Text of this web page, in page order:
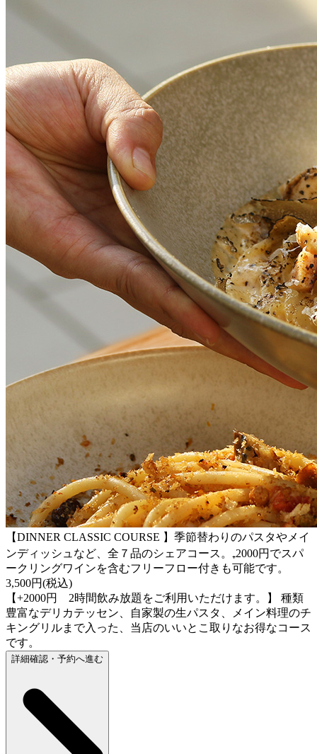
【DINNER CLASSIC COURSE 】季節替わりのパスタやメイ
ンディッシュなど、全７品のシェアコース。₊2000円でスパ
ークリングワインを含むフリーフロー付きも可能です。
3,500円(税込)
【+2000円 2時間飲み放題をご利用いただけます。】 種類
豊富なデリカテッセン、自家製の生パスタ、メイン料理のチ
キングリルまで入った、当店のいいとこ取りなお得なコース
です。
詳細確認・予約へ進む